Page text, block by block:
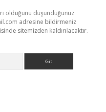
olduğunu düşündüğünüz
adresine bildirmeniz
sitemizden kaldırılacaktır.